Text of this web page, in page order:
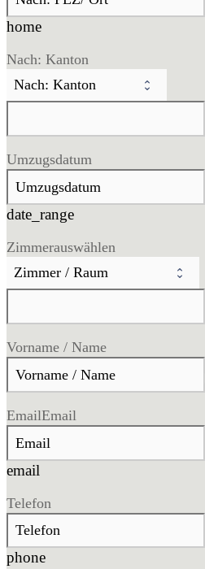
home
Nach: Kanton
Umzugsdatum
date_range
Zimmerauswählen
Vorname / Name
EmailEmail
email
Telefon
phone